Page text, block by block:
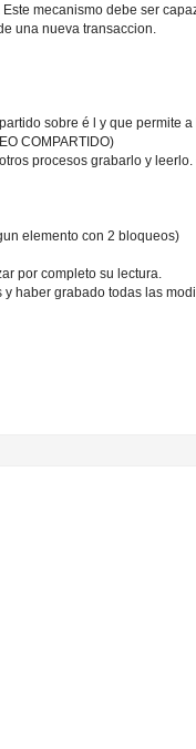
mecanismo debe ser
una nueva transaccion.
sobre é l y que permite a
COMPARTIDO)
procesos grabarlo y leerlo.
elemento con 2 bloqueos)
por completo su lectura.
haber grabado todas las